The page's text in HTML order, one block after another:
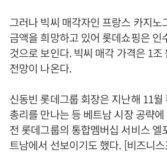
그러나 빅씨 매각자인 프랑스 카지노
금액을 희망하고 있어 롯데쇼핑은 인
것으로 보인다. 빅씨 매각 가격은 1
전망이 나온다.
신동빈 롯데그룹 회장은 지난해 11
총리를 만나는 등 베트남 시장 공략
전 롯데그룹의 통합멤버십 서비스 엘
트남에서 선보이기도 했다. [비즈니